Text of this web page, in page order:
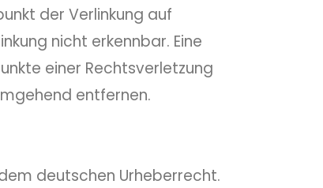
der Verlinkung auf
nicht erkennbar. Eine
einer Rechtsverletzung
entfernen.
deutschen Urheberrecht.